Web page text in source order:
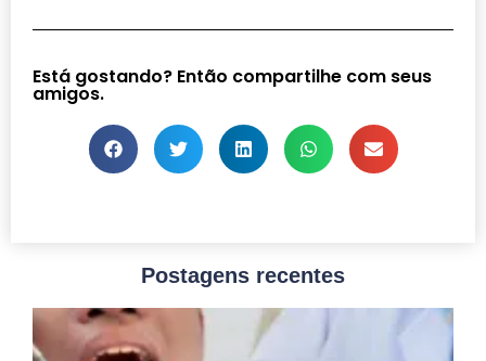
Está gostando? Então compartilhe com seus
amigos.
Postagens recentes